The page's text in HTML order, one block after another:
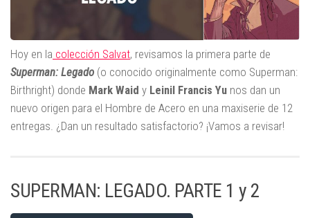
Hoy en la colección Salvat, revisamos la primera parte de
Superman: Legado (o conocido originalmente como Superman:
Birthright) donde Mark Waid y Leinil Francis Yu nos dan un
nuevo origen para el Hombre de Acero en una maxiserie de 12
entregas. ¿Dan un resultado satisfactorio? ¡Vamos a revisar!
SUPERMAN: LEGADO. PARTE 1 y 2